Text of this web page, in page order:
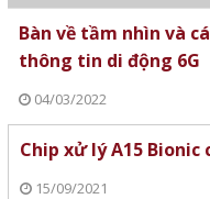
Bàn về tầm nhìn và
thông tin di động 6G
04/03/2022
Chip xử lý A15
15/09/2021